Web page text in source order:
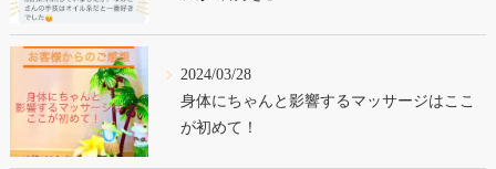
2024/03/28
身体にちゃんと影響するマッサージはここ
が初めて！